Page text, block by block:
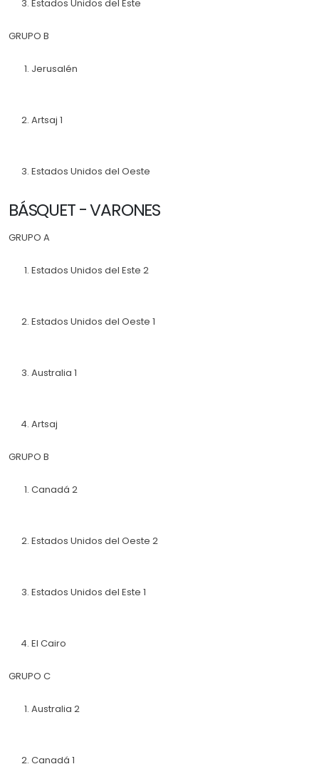
Estados Unidos del Este
GRUPO B
Jerusalén
Artsaj 1
Estados Unidos del Oeste
BÁSQUET - VARONES
GRUPO A
Estados Unidos del Este 2
Estados Unidos del Oeste 1
Australia 1
Artsaj
GRUPO B
Canadá 2
Estados Unidos del Oeste 2
Estados Unidos del Este 1
El Cairo
GRUPO C
Australia 2
Canadá 1